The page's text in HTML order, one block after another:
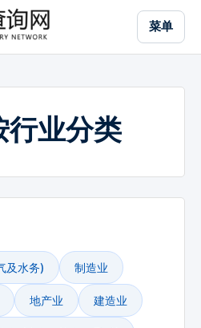
菜单
行业分类
及水务) 制造业
地产业 建造业